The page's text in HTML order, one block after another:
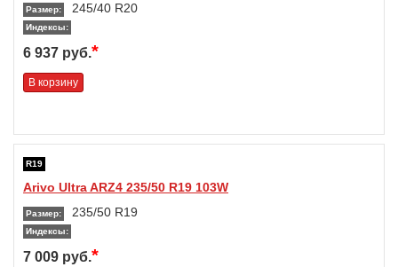
Размер: 245/40 R20
Индексы:
6 937 руб.*
В корзину
R19
Arivo Ultra ARZ4 235/50 R19 103W
Размер: 235/50 R19
Индексы:
7 009 руб.*